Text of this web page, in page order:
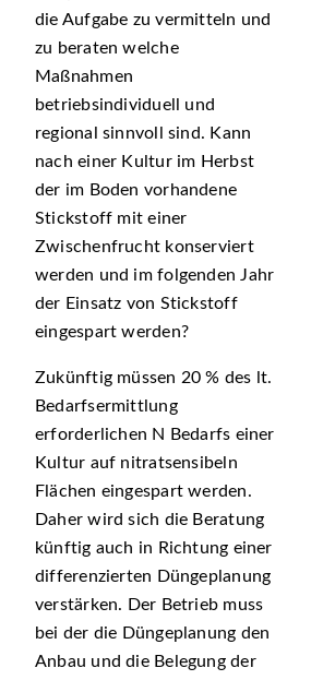
die Aufgabe zu vermitteln und
zu beraten welche
Maßnahmen
betriebsindividuell und
regional sinnvoll sind. Kann
nach einer Kultur im Herbst
der im Boden vorhandene
Stickstoff mit einer
Zwischenfrucht konserviert
werden und im folgenden Jahr
der Einsatz von Stickstoff
eingespart werden?
Zukünftig müssen 20 % des lt.
Bedarfsermittlung
erforderlichen N Bedarfs einer
Kultur auf nitratsensibeln
Flächen eingespart werden.
Daher wird sich die Beratung
künftig auch in Richtung einer
differenzierten Düngeplanung
verstärken. Der Betrieb muss
bei der die Düngeplanung den
Anbau und die Belegung der